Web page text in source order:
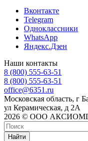
Вконтакте
Telegram
Одноклассники
WhatsApp
Яндекс.Дзен
Наши контакты
8 (800) 555-63-51
8 (800) 555-63-51
office@6351.ru
Московская область, г
ул Керамическая, д 2А
2026 © ООО
Найти